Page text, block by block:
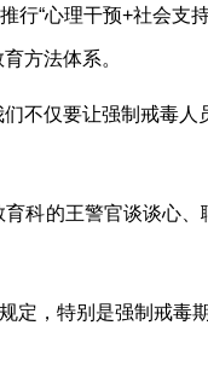
行“心理干预+社会支
方法体系。
不仅要让强制戒毒
科的王警官谈谈心
定，特别是强制戒